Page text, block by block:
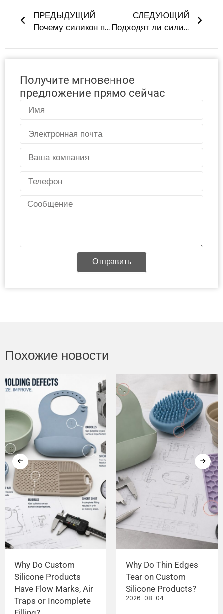
ПРЕДЫДУЩИЙ
Почему силикон превосходит нержавеющую сталь, стекло и пластик в современном производстве?
СЛЕДУЮЩИЙ
Подходят ли силиконовые игрушки для детей с чувствительной кожей?
Получите мгновенное
предложение прямо сейчас
Имя
Электронная
почта
Страна
Телефон
Сообщение
Отправить
Похожие новости
Why Do Custom
Silicone Products
Have Flow Marks, Air
Traps or Incomplete
Why Do Thin Edges
Tear on Custom
Silicone Products?
2026-08-04